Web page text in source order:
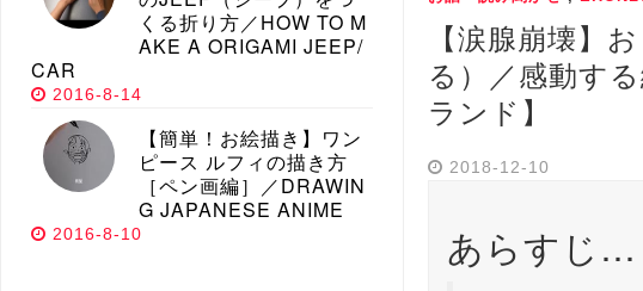
【涙腺崩壊】
る）／感動す
ランド】
2018-12-10
あらすじ…
くる折り方／HOW TO M
AKE A ORIGAMI JEEP/
CAR
2016-8-14
【簡単！お絵描き】ワン
ピース ルフィの描き方
［ペン画編］／DRAWIN
G JAPANESE ANIME
2016-8-10